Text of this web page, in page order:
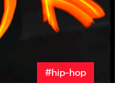
#hip-hop